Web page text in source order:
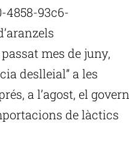
93c6-
mes de juny,
deslleial” a les
a l’agost, el govern
de làctics